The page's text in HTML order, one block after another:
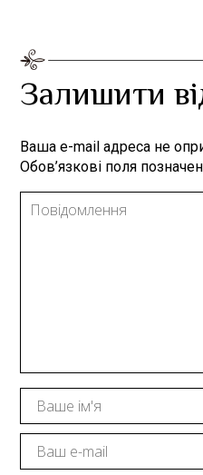
Залишити
Ваша e-mail адреса не
Обов’язкові поля